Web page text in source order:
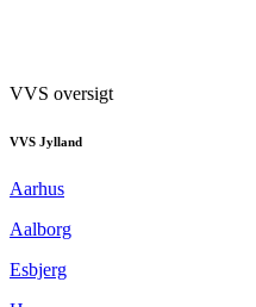
VVS oversigt
VVS Jylland
Aarhus
Aalborg
Esbjerg